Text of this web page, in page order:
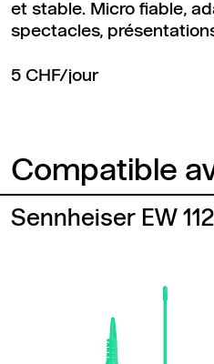
et stable. Micro fiable,
spectacles,
5 CHF/jour
Compatible
Sennheiser EW